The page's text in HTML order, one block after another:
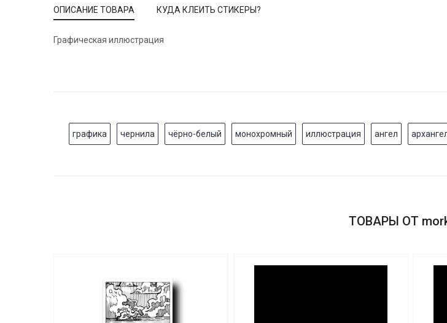
ОПИСАНИЕ ТОВАРА КУДА КЛЕИТЬ СТИКЕРЫ?
Графическая иллюстрация
графика чернила чёрно-белый монохромный иллюстрация ангел
ТОВАРЫ ОТ